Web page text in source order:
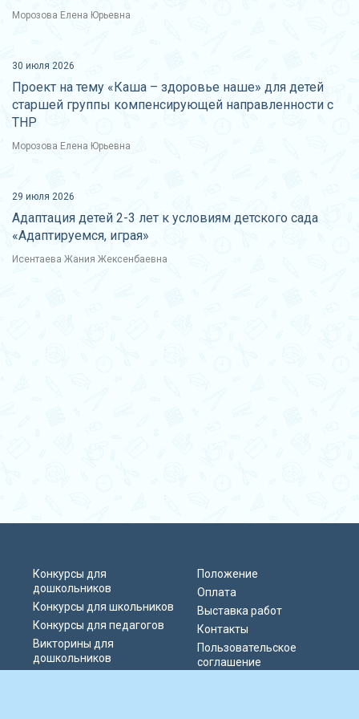
Морозова Елена Юрьевна
30 июля 2026
Проект на тему «Каша – здоровье наше» для детей
старшей группы компенсирующей направленности с
ТНР
Морозова Елена Юрьевна
29 июля 2026
Адаптация детей 2-3 лет к условиям детского сада
«Адаптируемся, играя»
Исентаева Жания Жексенбаевна
Конкурсы для
дошкольников
Конкурсы для школьников
Конкурсы для педагогов
Викторины для
дошкольников
Положение
Оплата
Выставка работ
Контакты
Пользовательское
соглашение